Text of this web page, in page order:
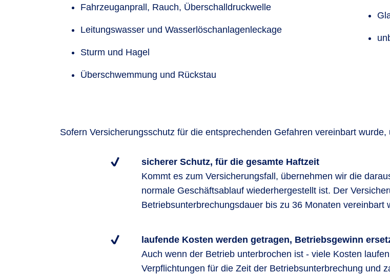
Fahrzeuganprall, Rauch, Überschalldruckwelle
Leitungswasser und Wasserlöschanlagenleckage
Sturm und Hagel
Überschwemmung und Rückstau
Sofern Versicherungsschutz für die entsprechenden Gefahren vereinbart
sicherer Schutz, für die gesamte Haftzeit
Kommt es zum Versicherungsfall, übernehmen wir die
normale Geschäftsablauf wiederhergestellt ist. Der
Betriebsunterbrechungsdauer bis zu 36 Monaten vereinbart
laufende Kosten werden getragen, Betriebsgewinn
Auch wenn der Betrieb unterbrochen ist - viele Kosten
Verpflichtungen für die Zeit der Betriebsunterbrechung und